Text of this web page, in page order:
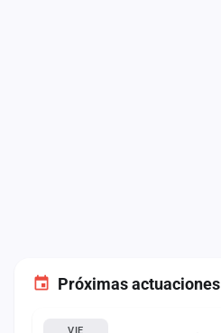
Próximas actuaciones